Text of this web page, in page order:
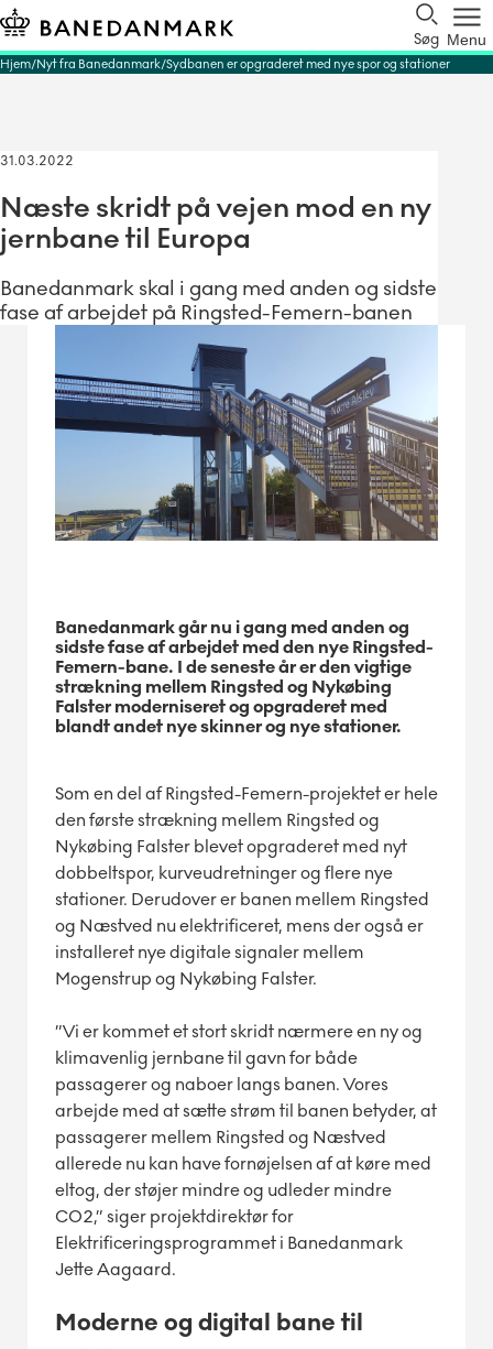
Søg Menu
Hjem Nyt fra Banedanmark Sydbanen er opgraderet med nye spor og stationer
31.03.2022
Næste skridt på vejen mod en ny
jernbane til Europa
Banedanmark skal i gang med anden og sidste
fase af arbejdet på Ringsted-Femern-banen
Banedanmark går nu i gang med anden og
sidste fase af arbejdet med den nye Ringsted-
Femern-bane. I de seneste år er den vigtige
strækning mellem Ringsted og Nykøbing
Falster moderniseret og opgraderet med
blandt andet nye skinner og nye stationer.
Som en del af Ringsted-Femern-projektet er hele
den første strækning mellem Ringsted og
Nykøbing Falster blevet opgraderet med nyt
dobbeltspor, kurveudretninger og flere nye
stationer. Derudover er banen mellem Ringsted
og Næstved nu elektrificeret, mens der også er
installeret nye digitale signaler mellem
Mogenstrup og Nykøbing Falster.
”Vi er kommet et stort skridt nærmere en ny og
klimavenlig jernbane til gavn for både
passagerer og naboer langs banen. Vores
arbejde med at sætte strøm til banen betyder, at
passagerer mellem Ringsted og Næstved
allerede nu kan have fornøjelsen af at køre med
eltog, der støjer mindre og udleder mindre
CO2,” siger projektdirektør for
Elektrificeringsprogrammet i Banedanmark
Jette Aagaard.
Moderne og digital bane til